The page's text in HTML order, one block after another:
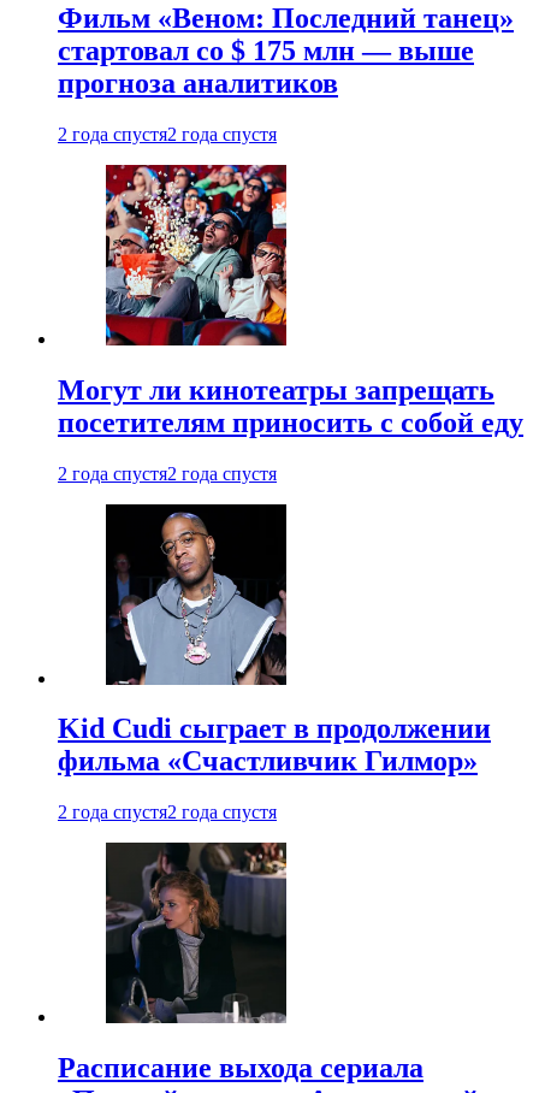
Фильм «Веном: Последний танец»
стартовал со $ 175 млн — выше
прогноза аналитиков
2 года спустя2 года спустя
Могут ли кинотеатры запрещать
посетителям приносить с собой еду
2 года спустя2 года спустя
Kid Cudi сыграет в продолжении
фильма «Счастливчик Гилмор»
2 года спустя2 года спустя
Расписание выхода сериала